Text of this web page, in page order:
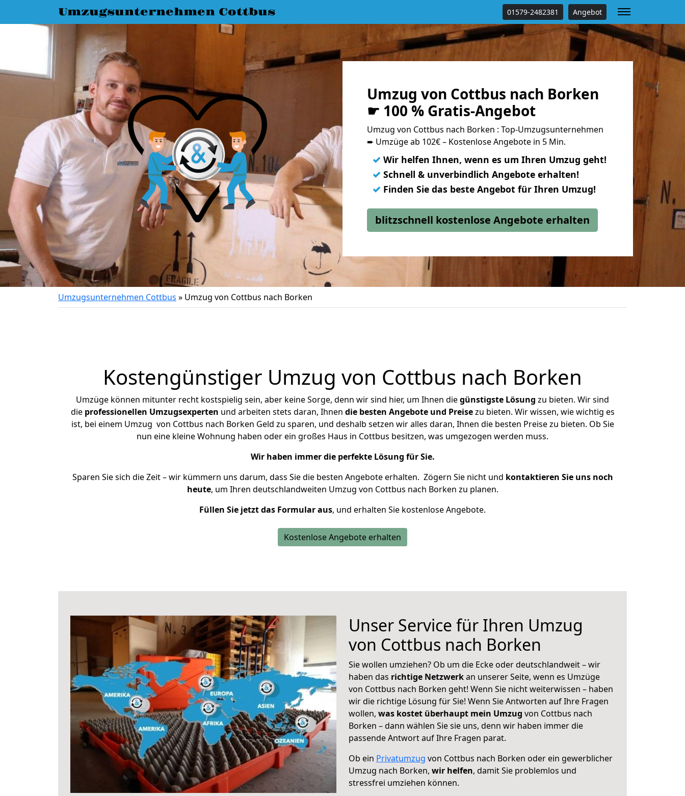
Umzugsunternehmen Cottbus 01579-2482381 Angebot
Umzug von Cottbus nach Borken
☛ 100 % Gratis-Angebot
Umzug von Cottbus nach Borken : Top-Umzugsunternehmen
➨ Umzüge ab 102€ – Kostenlose Angebote in 5 Min.
✓ Wir helfen Ihnen, wenn es um Ihren Umzug geht!
✓ Schnell & unverbindlich Angebote erhalten!
✓ Finden Sie das beste Angebot für Ihren Umzug!
blitzschnell kostenlose Angebote erhalten
Umzugsunternehmen Cottbus » Umzug von Cottbus nach Borken
Kostengünstiger Umzug von Cottbus nach Borken
Umzüge können mitunter recht kostspielig sein, aber keine Sorge, denn wir sind hier, um Ihnen diegünstigste Lösung zu bieten. Wir sind
die professionellen Umzugsexperten und arbeiten stets daran, Ihnen die besten Angebote und Preisezu bieten. Wir wissen, wie wichtig es
ist, bei einem Umzug von Cottbus nach Borken Geld zu sparen, und deshalb setzen wir alles daran, Ihnen die besten Preise zu bieten. Ob Sie
nun eine kleine Wohnung haben oder ein großes Haus in Cottbus besitzen, was umgezogen werden muss.
Wir haben immer die perfekte Lösung für Sie.
Sparen Sie sich die Zeit – wir kümmern uns darum, dass Sie die besten Angebote erhalten. Zögern Sie nicht und kontaktieren Sie uns noch
heute, um Ihren deutschlandweiten Umzug von Cottbus nach Borken zu planen.
Füllen Sie jetzt das Formular aus, und erhalten Sie kostenlose Angebote.
Kostenlose Angebote erhalten
Unser Service für Ihren Umzug
von Cottbus nach Borken
Sie wollen umziehen? Ob um die Ecke oder deutschlandweit – wir
haben das richtige Netzwerkan unserer Seite, wenn es Umzüge
von Cottbus nach Borken geht! Wenn Sie nicht weiterwissen – haben
wir die richtige Lösung für Sie! Wenn Sie Antworten auf Ihre Fragen
wollen, was kostet überhaupt mein Umzug von Cottbus nach
Borken – dann wählen Sie sie uns, denn wir haben immer die
passende Antwort auf Ihre Fragen parat.
Ob ein Privatumzug von Cottbus nach Borken oder ein gewerblicher
Umzug nach Borken, wir helfen, damit Sie problemlos und
stressfrei umziehen können.